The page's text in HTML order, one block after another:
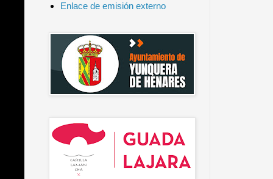
Enlace de emisión externo